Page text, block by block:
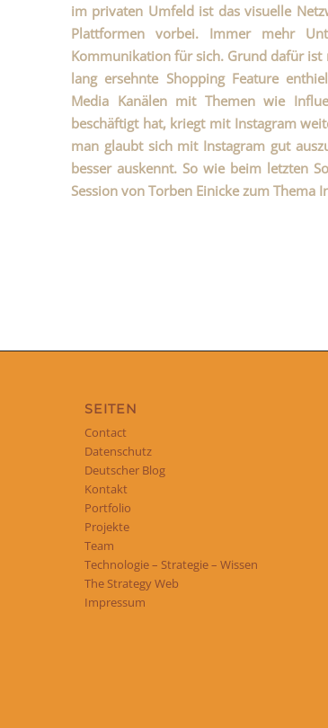
im privaten Umfeld ist das visuelle
Plattformen vorbei. Immer mehr
Kommunikation für sich. Grund dafür ist
lang ersehnte Shopping Feature
Media Kanälen mit Themen wie
beschäftigt hat, kriegt mit Instagram
man glaubt sich mit Instagram gut
besser auskennt. So wie beim letzten
Session von Torben Einicke zum Thema
SEITEN
Contact
Datenschutz
Deutscher Blog
Kontakt
Portfolio
Projekte
Team
Technologie – Strategie – Wissen
The Strategy Web
Impressum